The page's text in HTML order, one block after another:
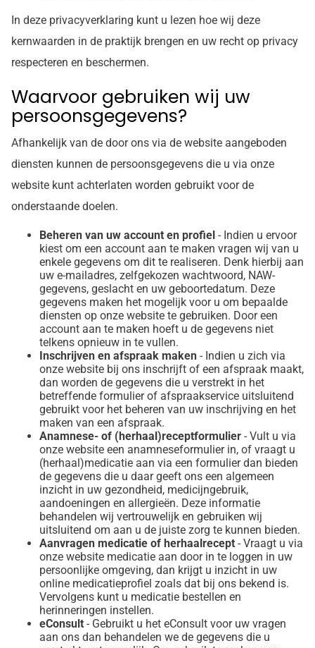
In deze privacyverklaring kunt u lezen hoe wij deze
kernwaarden in de praktijk brengen en uw recht op privacy
respecteren en beschermen.
Waarvoor gebruiken wij uw
persoonsgegevens?
Afhankelijk van de door ons via de website aangeboden
diensten kunnen de persoonsgegevens die u via onze
website kunt achterlaten worden gebruikt voor de
onderstaande doelen.
Beheren van uw account en profiel - Indien u ervoor
kiest om een account aan te maken vragen wij van u
enkele gegevens om dit te realiseren. Denk hierbij aan
uw e-mailadres, zelfgekozen wachtwoord, NAW-
gegevens, geslacht en uw geboortedatum. Deze
gegevens maken het mogelijk voor u om bepaalde
diensten op onze website te gebruiken. Door een
account aan te maken hoeft u de gegevens niet
telkens opnieuw in te vullen.
Inschrijven en afspraak maken - Indien u zich via
onze website bij ons inschrijft of een afspraak maakt,
dan worden de gegevens die u verstrekt in het
betreffende formulier of afspraakservice uitsluitend
gebruikt voor het beheren van uw inschrijving en het
maken van een afspraak.
Anamnese- of (herhaal)receptformulier - Vult u via
onze website een anamneseformulier in, of vraagt u
(herhaal)medicatie aan via een formulier dan bieden
de gegevens die u daar geeft ons een algemeen
inzicht in uw gezondheid, medicijngebruik,
aandoeningen en allergieën. Deze informatie
behandelen wij vertrouwelijk en gebruiken wij
uitsluitend om aan u de juiste zorg te kunnen bieden.
Aanvragen medicatie of herhaalrecept - Vraagt u via
onze website medicatie aan door in te loggen in uw
persoonlijke omgeving, dan krijgt u inzicht in uw
online medicatieprofiel zoals dat bij ons bekend is.
Vervolgens kunt u medicatie bestellen en
herinneringen instellen.
eConsult - Gebruikt u het eConsult voor uw vragen
aan ons dan behandelen we de gegevens die u